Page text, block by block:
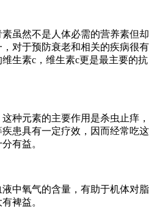
虽然不是人体必需的营养素但却
对于预防衰老和相关的疾病很有
生素c，维生素c更是最主要的抗
种元素的主要作用是杀虫止痒，
患具有一定疗效，因而经常吃这
有益。
中氧气的含量，有助于机体对脂
裨益。